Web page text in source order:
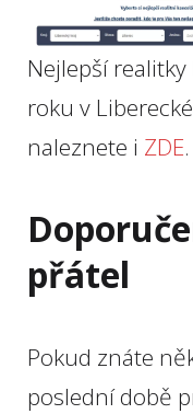
Nejlepší
roku v
naleznete i ZDE.
přátel
Pokud znáte
poslední době